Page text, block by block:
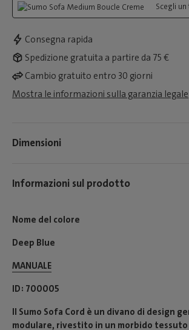
Scegli
Consegna rapida
Spedizione gratuita a partire da 75 €
Cambio gratuito entro 30 giorni
Mostra le informazioni sulla garanzia legale
Dimensioni
Informazioni sul prodotto
Nome del colore
Deep Blue
MANUALE
ID 700005
Il Sumo Sofa Cord è un divano di design
modulare, rivestito in un morbido tessuto